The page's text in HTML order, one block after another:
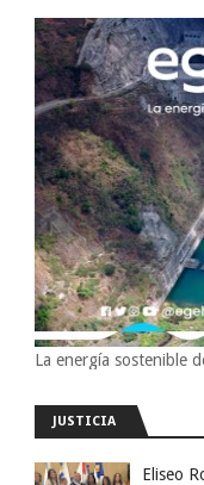
La energía sostenible
JUSTICIA
Eliseo